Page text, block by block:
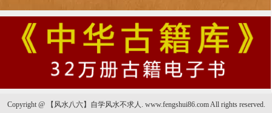
Copyright @ 【风水八六】自学风水不求人. www.fengshui86.com All rights reserved.